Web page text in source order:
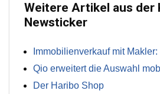
Weitere Artikel aus der
Newsticker
Immobilienverkauf mit
Qio erweitert die Auswahl
Der Haribo Shop